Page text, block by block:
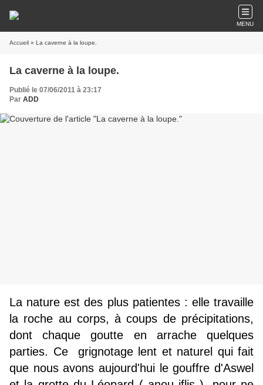
MENU
Accueil » La caverne à la loupe.
La caverne à la loupe.
Publié le 07/06/2011 à 23:17
Par ADD
La nature est des plus patientes : elle travaille
la roche au corps, à coups de précipitations,
dont chaque goutte en arrache quelques
parties. Ce grignotage lent et naturel qui fait
que nous avons aujourd'hui le gouffre d'Aswel